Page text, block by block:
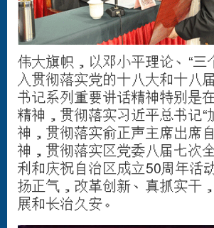
伟大旗帜，以邓小平理论、“
入贯彻落实党的十八大和十八
书记系列重要讲话精神特别是
精神，贯彻落实习近平总书记
神，贯彻落实俞正声主席出席
神，贯彻落实区党委八届七次
利和庆祝自治区成立50周年活
扬正气，改革创新、真抓实干
展和长治久安。